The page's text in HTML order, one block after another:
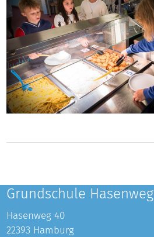
Grundschule Hasenweg
Hasenweg 40
22393 Hamburg